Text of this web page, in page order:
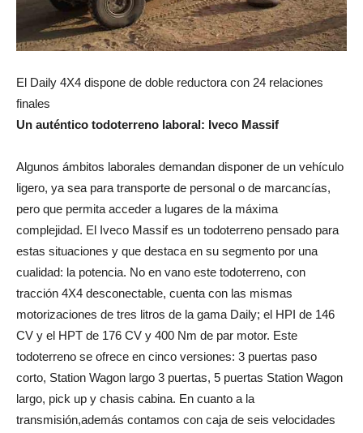
El Daily 4X4 dispone de doble reductora con 24 relaciones
finales
Un auténtico todoterreno laboral: Iveco Massif
Algunos ámbitos laborales demandan disponer de un vehículo
ligero, ya sea para transporte de personal o de marcancías,
pero que permita acceder a lugares de la máxima
complejidad. El Iveco Massif es un todoterreno pensado para
estas situaciones y que destaca en su segmento por una
cualidad: la potencia. No en vano este todoterreno, con
tracción 4X4 desconectable, cuenta con las mismas
motorizaciones de tres litros de la gama Daily; el HPI de 146
CV y el HPT de 176 CV y 400 Nm de par motor. Este
todoterreno se ofrece en cinco versiones: 3 puertas paso
corto, Station Wagon largo 3 puertas, 5 puertas Station Wagon
largo, pick up y chasis cabina. En cuanto a la
transmisión,además contamos con caja de seis velocidades